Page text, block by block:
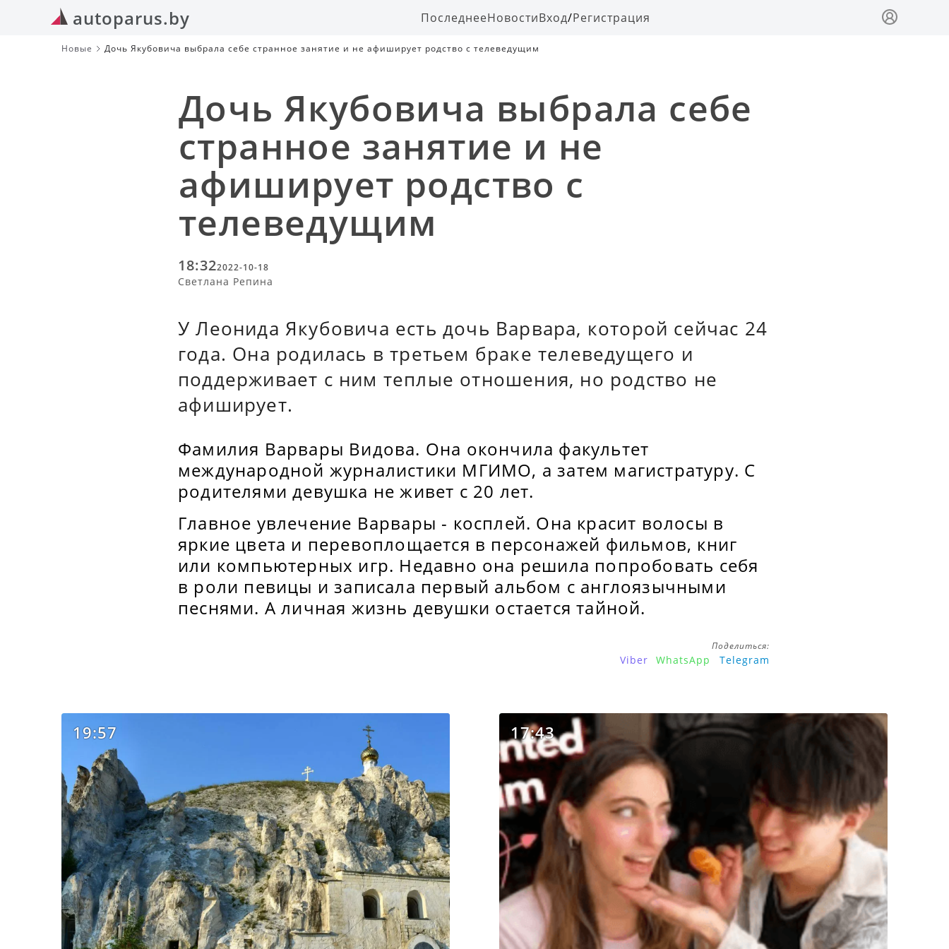
autoparus.by ПоследнееНовостиВход/Регистрация
Новые Дочь Якубовича выбрала себе странное занятие и не афиширует родство с телеведущим
Дочь Якубовича выбрала себе
странное занятие и не
афиширует родство с
телеведущим
18:322022-10-18
Светлана Репина
У Леонида Якубовича есть дочь Варвара, которой сейчас 24
года. Она родилась в третьем браке телеведущего и
поддерживает с ним теплые отношения, но родство не
афиширует.
Фамилия Варвары Видова. Она окончила факультет
международной журналистики МГИМО, а затем магистратуру. С
родителями девушка не живет с 20 лет.
Главное увлечение Варвары - косплей. Она красит волосы в
яркие цвета и перевоплощается в персонажей фильмов, книг
или компьютерных игр. Недавно она решила попробовать себя
в роли певицы и записала первый альбом с англоязычными
песнями. А личная жизнь девушки остается тайной.
Поделиться:
Viber WhatsApp Telegram
19:57 17:43